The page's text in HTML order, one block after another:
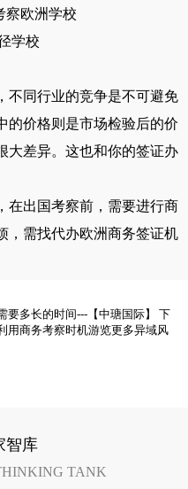
学校
同行业的竞争是不可避免
的价格则是市场检验后的价
大差异。这也和你的签证办
在出国考察前，需要进行商
，需找代办欧洲商务签证机
多长的时间---【中瑭国际】
下
用商务考察时机游览更多异域风
智库
TANK